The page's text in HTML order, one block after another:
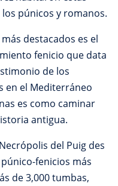
púnicos y romanos.
destacados es el
fenicio que data
de los
en el Mediterráneo
es como caminar
antigua.
del Puig des
fenicios más
de 3,000 tumbas,